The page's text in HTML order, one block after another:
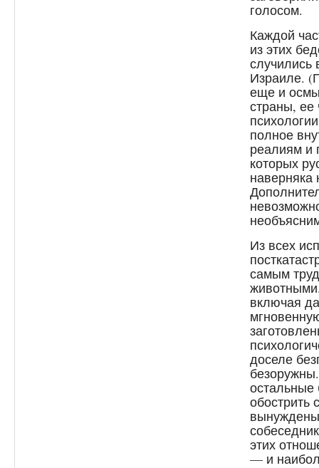
голосом.
Каждой
из этих
случились
Израиле.
еще и
страны, ее
полное
реалиям и
которых
наверняка
Из всех
самым
включая
доселе
обострить
этих
— и